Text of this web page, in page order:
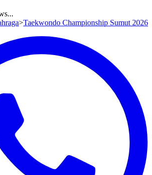
>Taekwondo Championship Sumut 2026